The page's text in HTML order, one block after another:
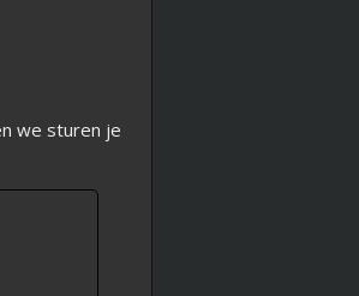
we sturen je